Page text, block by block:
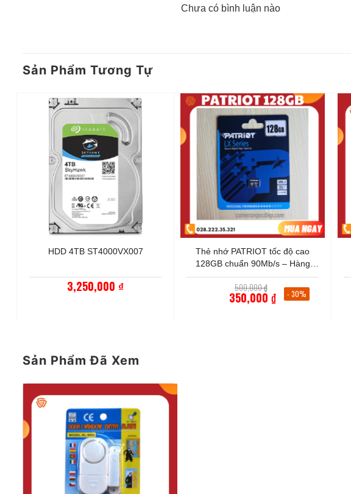
Chưa có bình luận nào
Sản Phẩm Tương Tự
HDD 4TB ST4000VX007
3,250,000 ₫
+
Thẻ nhớ PATRIOT tốc độ cao
128GB chuẩn 90Mb/s – Hàng
chính hãng bảo hành 5 năm
500,000₫ gốc
là:
350,000 ₫ - 30%
Sản Phẩm Đã Xem